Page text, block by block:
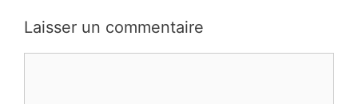
Laisser un commentaire